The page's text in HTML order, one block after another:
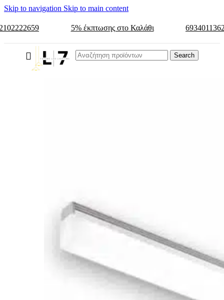
Skip to navigation Skip to main content
5% έκπτωσης στο Καλάθι
Search